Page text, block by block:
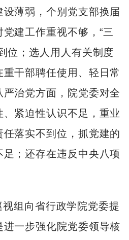
薄弱，个别党支部换届
建工作重视不够，“三
位；选人用人有关制度
干部聘任使用、轻日常
治党方面，院党委对全
紧迫性认识不足，重业
落实不到位，抓党建的
；还存在违反中央八项
组向省行政学院党委提
一步强化院党委领导核